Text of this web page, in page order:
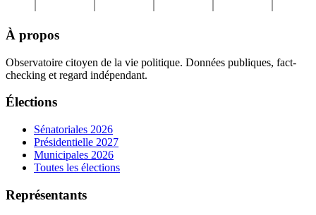
À propos
Observatoire citoyen de la vie politique. Données publiques, fact-
checking et regard indépendant.
Élections
Sénatoriales 2026
Présidentielle 2027
Municipales 2026
Toutes les élections
Représentants